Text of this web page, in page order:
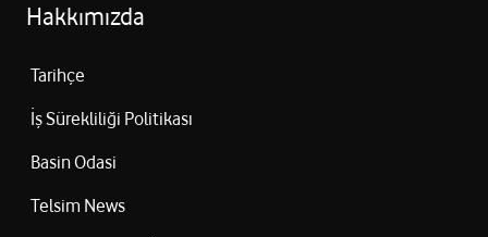
Hakkımızda
Tarihçe
İş Sürekliliği Politikası
Basin Odasi
Telsim News